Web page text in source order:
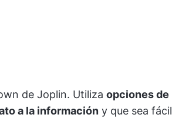
de Joplin. Utiliza opciones de
a la información y que sea fácil